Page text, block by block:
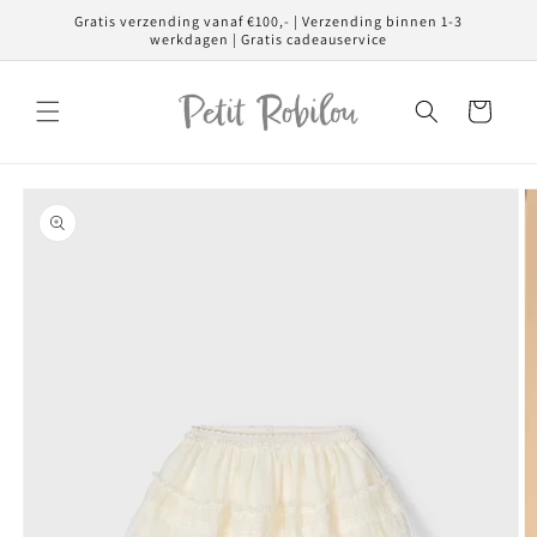
naar deGratis verzending vanaf €100,- | Verzending binnen 1-3
werkdagen | Gratis cadeauservice
Winkelwagen